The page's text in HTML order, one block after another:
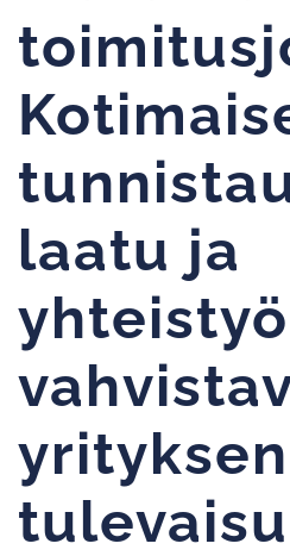
laatu ja
yhteistyö
yrityksen